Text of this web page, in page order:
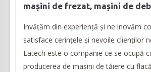
mașini de frezat, mașini de
Invățăm din experiență și ne inovăm
satisface cerințele și nevoile clienților
Latech este o companie ce se ocupă
producerea de mașini de tăiere cu